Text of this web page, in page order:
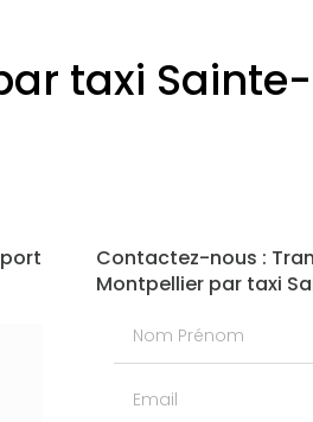
taxi
Contactez-nous :
Montpellier par taxi